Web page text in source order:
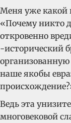
Меня уже какой
«Почему никто
откровенно
-исторический
наше якобы
Ведь эта
многовековой